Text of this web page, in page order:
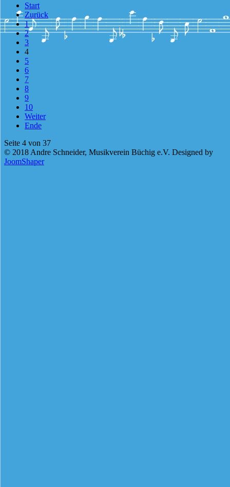
Start
Zurück
1
2
3
4
5
6
7
8
9
10
Weiter
Ende
Seite 4 von 37
© 2018 Andre Schneider, Musikverein Büchig e.V. Designed by
JoomShaper